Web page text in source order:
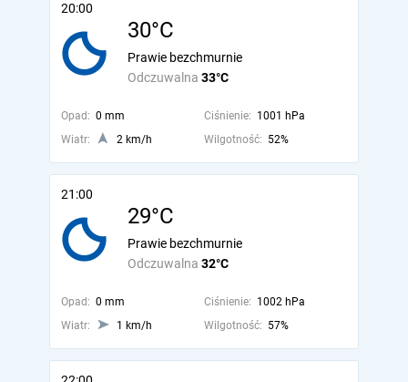
20:00
30°C
Odczuwalna 33°C
Prawie bezchmurnie
Opad: 0 mm Ciśnienie: 1001 hPa
Wiatr:
2 km/h Wilgotność: 52%
21:00
29°C
Odczuwalna 32°C
Prawie bezchmurnie
Opad: 0 mm Ciśnienie: 1002 hPa
Wiatr:
1 km/h Wilgotność: 57%